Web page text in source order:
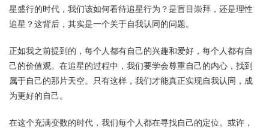
星盛行的时代，我们该如何看待追星行为？是盲目崇拜，还是理性
追星？这背后，其实是一个关于自我认同的问题。
正如我之前提到的，每个人都有自己的兴趣和爱好，每个人都有自
己的价值观。在追星的过程中，我们要学会尊重自己的内心，找到
属于自己的那片天空。只有这样，我们才能真正实现自我认同，成
为更好的自己。
在这个充满变数的时代，我们每个人都在寻找自己的定位。或许，